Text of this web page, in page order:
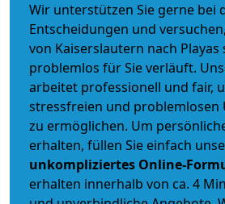
Wir unterstützen Sie gerne bei
Entscheidungen und
von Kaiserslautern nach
problemlos für Sie verläuft.
arbeitet professionell und fair,
stressfreien und problemlosen
zu ermöglichen. Um
erhalten, füllen Sie einfach
unkompliziertes Online-
erhalten innerhalb von ca. 4